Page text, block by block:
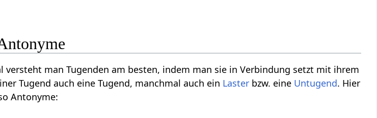
versteht man Tugenden am besten, indem man sie in Verbindung setzt mit ihrem
Tugend auch eine Tugend, manchmal auch ein Laster bzw. eine Untugend. Hier
Antonyme: